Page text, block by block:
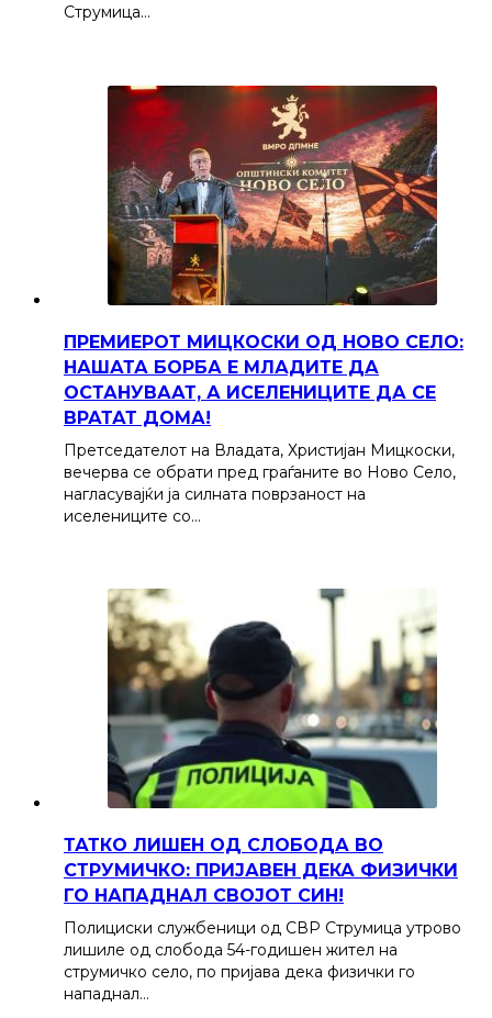
Струмица…
ПРЕМИЕРОТ МИЦКОСКИ ОД НОВО СЕЛО:
НАШАТА БОРБА Е МЛАДИТЕ ДА
ОСТАНУВААТ, А ИСЕЛЕНИЦИТЕ ДА СЕ
ВРАТАТ ДОМА!
Претседателот на Владата, Христијан Мицкоски,
вечерва се обрати пред граѓаните во Ново Село,
нагласувајќи ја силната поврзаност на
иселениците со…
ТАТКО ЛИШЕН ОД СЛОБОДА ВО
СТРУМИЧКО: ПРИЈАВЕН ДЕКА ФИЗИЧКИ
ГО НАПАДНАЛ СВОЈОТ СИН!
Полициски службеници од СВР Струмица утрово
лишиле од слобода 54-годишен жител на
струмичко село, по пријава дека физички го
нападнал…